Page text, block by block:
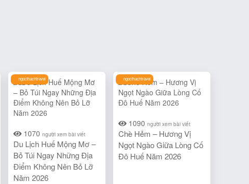
ngocthachtravel
1070 người xem bài viết
Du Lịch Huế Mộng Mơ –
Bỏ Túi Ngay Những Địa
Điểm Không Nên Bỏ Lỡ
Năm 2026
ngocthachtravel
1090 người xem bài viết
Chè Hẻm – Hương Vị
Ngọt Ngào Giữa Lòng Cố
Đô Huế Năm 2026